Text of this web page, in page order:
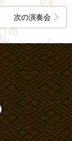
次の演奏会